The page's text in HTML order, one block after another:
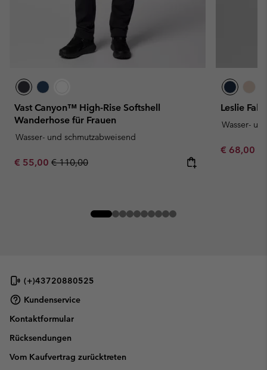
Vast Canyon™ High-Rise Softshell
Wanderhose für Frauen
Wasser- und schmutzabweisend
Sale price:
€ 55,00 Regular price:
€ 110,00
Leslie
Wasser-
Minimum
€ 68,00
(+)43720880525
Kundenservice
Kontaktformular
Rücksendungen
Vom Kaufvertrag zurücktreten